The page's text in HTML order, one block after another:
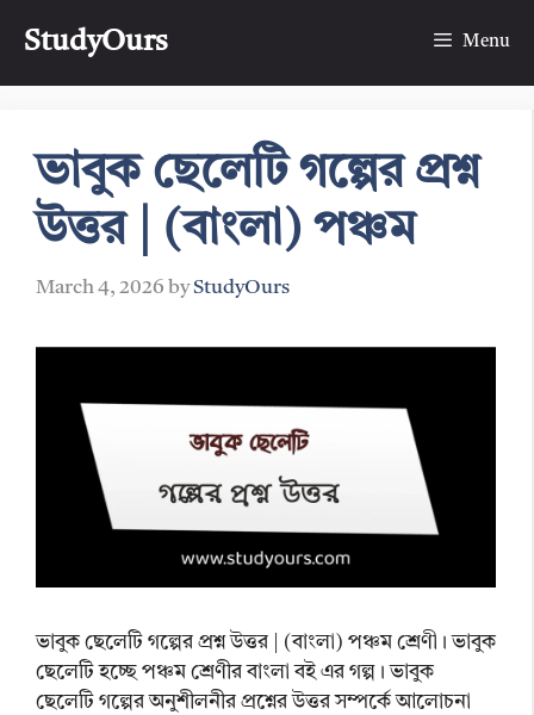
StudyOurs Menu
ভাবুক ছেলেটি গল্পের প্রশ্ন
উত্তর | (বাংলা) পঞ্চম
March 4, 2026 byStudyOurs
ভাবুক ছেলেটি গল্পের প্রশ্ন উত্তর | (বাংলা) পঞ্চম শ্রেণী। ভাবুক
ছেলেটি হচ্ছে পঞ্চম শ্রেণীর বাংলা বই এর গল্প। ভাবুক
ছেলেটি গল্পের অনুশীলনীর প্রশ্নের উত্তর সম্পর্কে আলোচনা